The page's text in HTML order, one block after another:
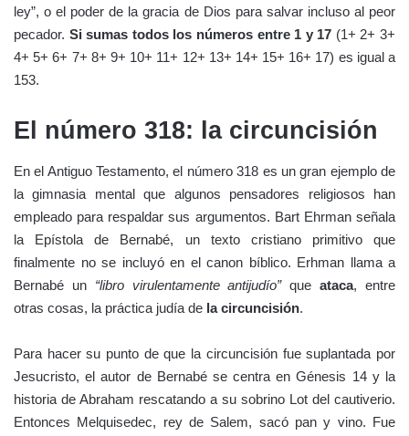
ley”, o el poder de la gracia de Dios para salvar incluso al peor
pecador. Si sumas todos los números entre 1 y 17 (1+ 2+ 3+
4+ 5+ 6+ 7+ 8+ 9+ 10+ 11+ 12+ 13+ 14+ 15+ 16+ 17) es igual a
153.
El número 318: la circuncisión
En el Antiguo Testamento, el número 318 es un gran ejemplo de
la gimnasia mental que algunos pensadores religiosos han
empleado para respaldar sus argumentos. Bart Ehrman señala
la Epístola de Bernabé, un texto cristiano primitivo que
finalmente no se incluyó en el canon bíblico. Erhman llama a
Bernabé un “libro virulentamente antijudío”queataca, entre
otras cosas, la práctica judía de la circuncisión.
Para hacer su punto de que la circuncisión fue suplantada por
Jesucristo, el autor de Bernabé se centra en Génesis 14 y la
historia de Abraham rescatando a su sobrino Lot del cautiverio.
Entonces Melquisedec, rey de Salem, sacó pan y vino. Fue